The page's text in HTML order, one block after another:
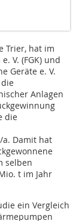
Trier, hat im
V. (FGK) und
Geräte e. V.
Anlagen
die
a. Damit hat
selben
t im Jahr
ein Vergleich